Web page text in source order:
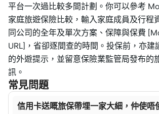
平台一次過比較多間計劃。你可以參考
家庭旅遊保險比較，輸入家庭成員及行程
同公司的全年及單次方案、保障與保費
URL]，省卻逐間查的時間。投保前，亦建
的外遊提示，並留意保險業監管局發布的
訊。
常見問題
信用卡送嘅旅保帶埋一家大細，仲使唔